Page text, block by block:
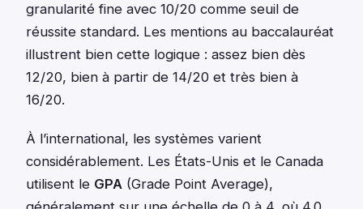
granularité fine avec 10/20 comme seuil de
réussite standard. Les mentions au baccalauréat
illustrent bien cette logique : assez bien dès
12/20, bien à partir de 14/20 et très bien à
16/20.
À l’international, les systèmes varient
considérablement. Les États-Unis et le Canada
utilisent le GPA (Grade Point Average),